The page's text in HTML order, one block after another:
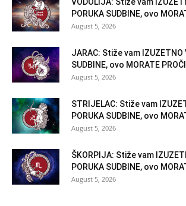
VODOLIJA: Stiže vam
PORUKA SUDBINE, ovo
August 5, 2026
JARAC: Stiže vam IZUZETNO
SUDBINE, ovo MORATE
August 5, 2026
STRIJELAC: Stiže vam
PORUKA SUDBINE, ovo
August 5, 2026
ŠKORPIJA: Stiže vam
PORUKA SUDBINE, ovo
August 5, 2026